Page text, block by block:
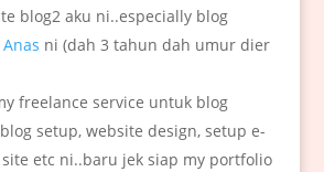
blog2 aku ni..especially blog
ni (dah 3 tahun dah umur dier
freelance service untuk blog
setup, website design, setup e-
etc ni..baru jek siap my portfolio